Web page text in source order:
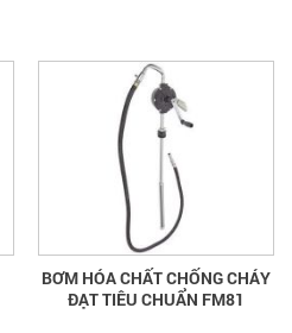
BƠM HÓA CHẤT CHỐNG CHÁY
ĐẠT TIÊU CHUẨN FM81